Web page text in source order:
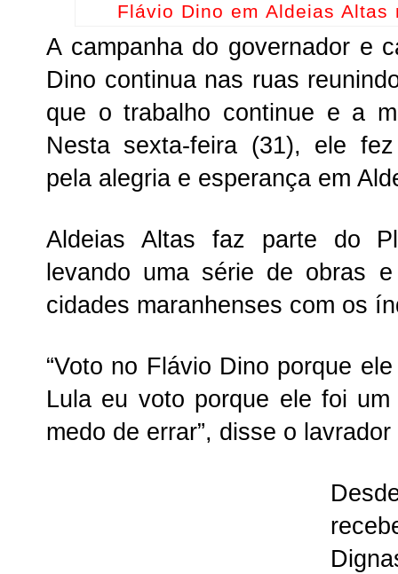
Flávio Dino em Aldeias
A campanha do governador e
Dino continua nas ruas
que o trabalho continue e a
Nesta sexta-feira (31), ele
pela alegria e esperança em
Aldeias Altas faz parte do
levando uma série de obras
cidades maranhenses com os
“Voto no Flávio Dino porque
Lula eu voto porque ele foi
medo de errar”, disse o